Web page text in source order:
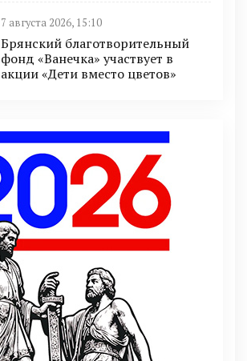
7 августа 2026, 15:10
Брянский благотворительный
фонд «Ванечка» участвует в
акции «Дети вместо цветов»